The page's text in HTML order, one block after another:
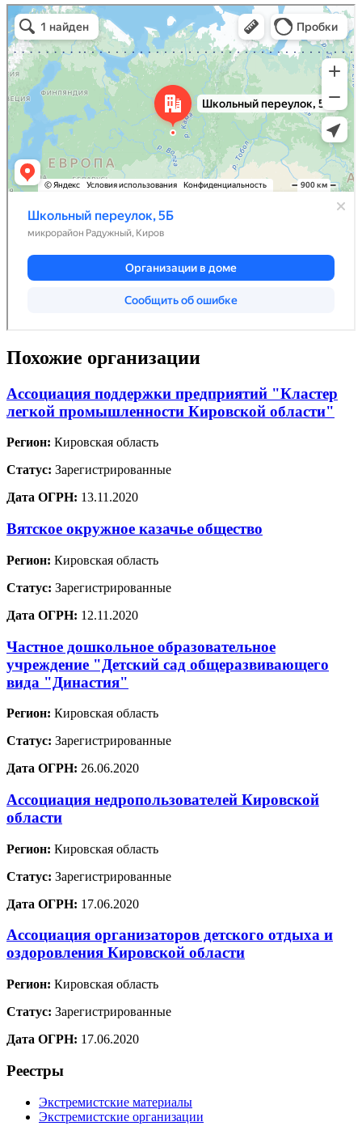
Похожие организации
Ассоциация поддержки предприятий "Кластер
легкой промышленности Кировской области"
Регион: Кировская область
Статус: Зарегистрированные
Дата ОГРН: 13.11.2020
Вятское окружное казачье общество
Регион: Кировская область
Статус: Зарегистрированные
Дата ОГРН: 12.11.2020
Частное дошкольное образовательное
учреждение "Детский сад общеразвивающего
вида "Династия"
Регион: Кировская область
Статус: Зарегистрированные
Дата ОГРН: 26.06.2020
Ассоциация недропользователей Кировской
области
Регион: Кировская область
Статус: Зарегистрированные
Дата ОГРН: 17.06.2020
Ассоциация организаторов детского отдыха и
оздоровления Кировской области
Регион: Кировская область
Статус: Зарегистрированные
Дата ОГРН: 17.06.2020
Реестры
Экстремистские материалы
Экстремистские организации